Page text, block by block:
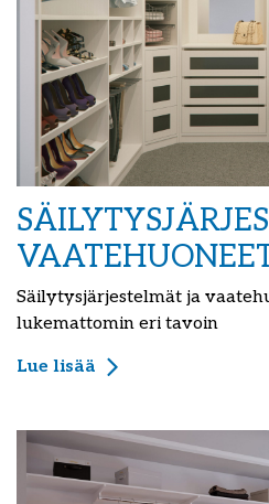
Säilytysjärjestelmät ja
lukemattomin eri tavoin
Lue lisää